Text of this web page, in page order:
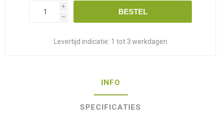
i
h
BESTEL
Levertijd indicatie: 1 tot 3 werkdagen
INFO
SPECIFICATIES